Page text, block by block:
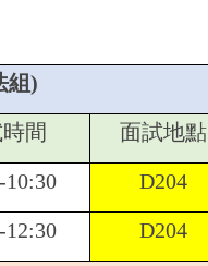
組)
間 面試地點
10:30 D204
12:30 D204